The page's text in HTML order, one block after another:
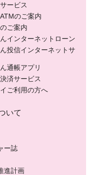
ービス
のご案内
ご案内
インターネットローン
投信インターネットサ
通帳アプリ
済サービス
ご利用の方へ
いて
ー誌
進計画